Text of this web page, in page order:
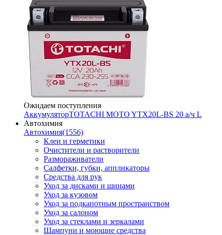
Ожидаем поступления
АккумуляторTOTACHI MOTO YTX20L-BS 20 а/ч L
Автохимия
Автохимия(1556)
Клеи и герметики
Очистители и растворители
Размораживатели
Салфетки, губки, аппликаторы
Средства для рук
Уход за дисками и шинами
Уход за кузовом
Уход за подкапотным пространством
Уход за салоном
Уход за стеклами и зеркалами
Шампуни и моющие средства